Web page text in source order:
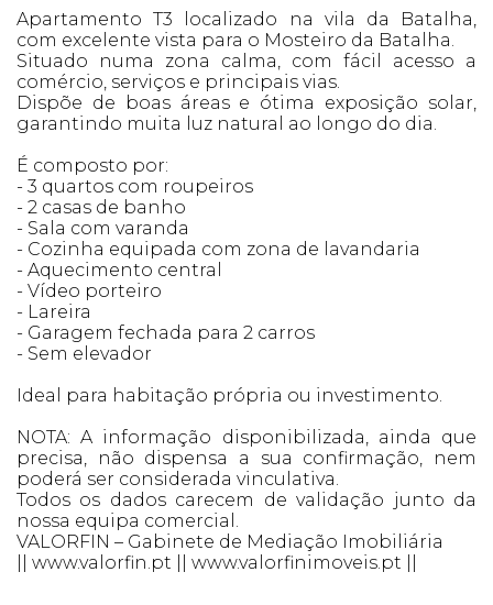
Apartamento T3 localizado na vila da Batalha,
com excelente vista para o Mosteiro da Batalha.
Situado numa zona calma, com fácil acesso a
comércio, serviços e principais vias.
Dispõe de boas áreas e ótima exposição solar,
garantindo muita luz natural ao longo do dia.
É composto por:
- 3 quartos com roupeiros
- 2 casas de banho
- Sala com varanda
- Cozinha equipada com zona de lavandaria
- Aquecimento central
- Vídeo porteiro
- Lareira
- Garagem fechada para 2 carros
- Sem elevador
Ideal para habitação própria ou investimento.
NOTA: A informação disponibilizada, ainda que
precisa, não dispensa a sua confirmação, nem
poderá ser considerada vinculativa.
Todos os dados carecem de validação junto da
nossa equipa comercial.
VALORFIN – Gabinete de Mediação Imobiliária
|| www.valorfin.pt || www.valorfinimoveis.pt ||